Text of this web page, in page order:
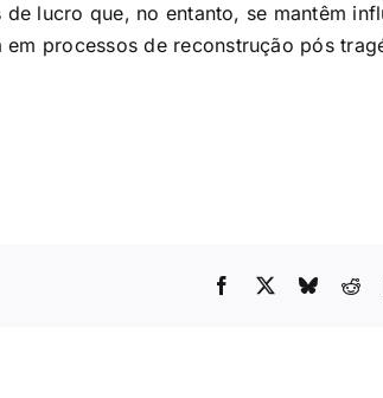
lucro que, no entanto, se mantêm
processos de reconstrução pós